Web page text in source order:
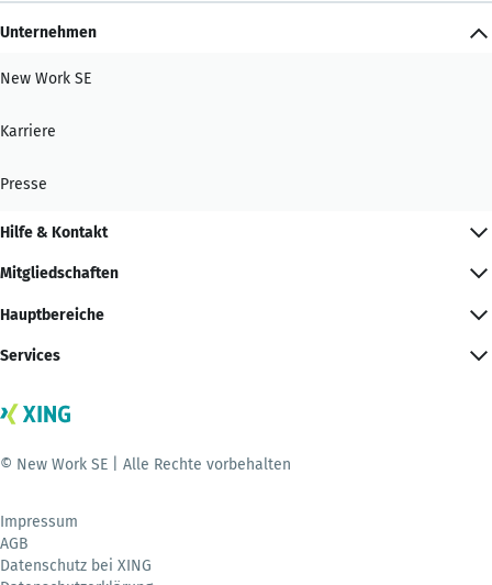
Unternehmen
New Work SE
Karriere
Presse
Hilfe & Kontakt
Mitgliedschaften
Hauptbereiche
Services
© New Work SE | Alle Rechte vorbehalten
Impressum
AGB
Datenschutz bei XING